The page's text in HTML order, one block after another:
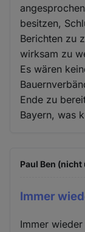
besitzen,
Berichten zu
wirksam zu
Es wären
Ende zu
Bayern, was
Paul Ben
Immer
Immer